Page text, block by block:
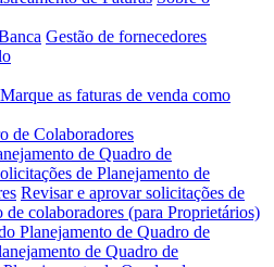
Gestão de fornecedores
Marque as faturas de venda como
de Colaboradores
de Quadro de
de Planejamento de
Revisar e aprovar solicitações de
de colaboradores (para Proprietários)
Planejamento de Quadro de
de Quadro de